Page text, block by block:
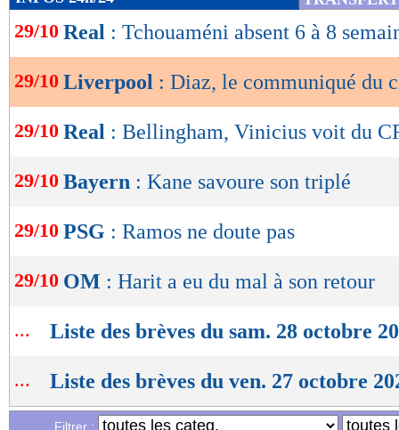
de
lecture
OK
29/10 Real : Tchouaméni absent 6 à 8
29/10 Liverpool : Diaz, le communiqué du
29/10 Real : Bellingham, Vinicius voit du
29/10 Bayern : Kane savoure son triplé
29/10 PSG : Ramos ne doute pas
29/10 OM : Harit a eu du mal à son retour
... Liste des brèves du sam. 28 octobre
... Liste des brèves du ven. 27 octobre
Filtrer :